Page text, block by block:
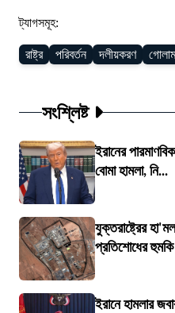
ট্যাগসমূহ:
রাষ্ট্র পরিবর্তন দলীয়করণ
সংশ্লিষ্ট
ইরানের
বোমা হামলা, নি...
যুক্তরাষ্ট্রের
প্রতিশোধের হুমকি
ইরানে হামলার